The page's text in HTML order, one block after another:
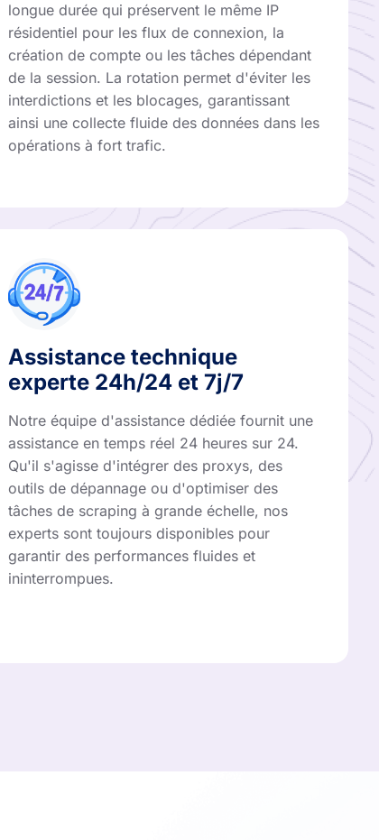
longue durée qui préservent le même IP
résidentiel pour les flux de connexion, la
création de compte ou les tâches dépendant
de la session. La rotation permet d'éviter les
interdictions et les blocages, garantissant
ainsi une collecte fluide des données dans les
opérations à fort trafic.
Assistance technique
experte 24h/24 et 7j/7
Notre équipe d'assistance dédiée fournit une
assistance en temps réel 24 heures sur 24.
Qu'il s'agisse d'intégrer des proxys, des
outils de dépannage ou d'optimiser des
tâches de scraping à grande échelle, nos
experts sont toujours disponibles pour
garantir des performances fluides et
ininterrompues.